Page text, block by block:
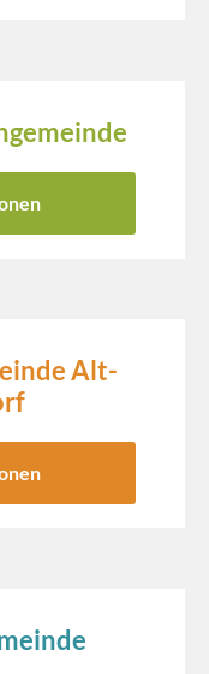
Alt-